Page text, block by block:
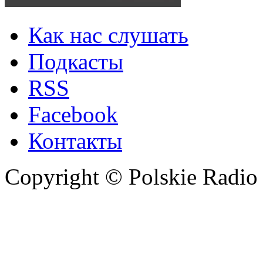
Как нас слушать
Подкасты
RSS
Facebook
Контакты
Copyright © Polskie